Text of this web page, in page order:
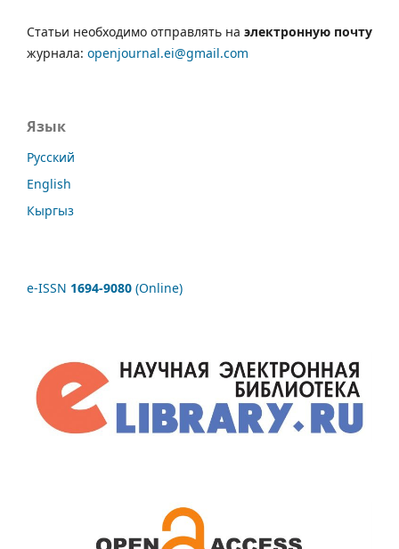
Статьи необходимо отправлять на электронную почту
журнала: openjournal.ei@gmail.com
Язык
Русский
English
Кыргыз
e-ISSN 1694-9080 (Online)